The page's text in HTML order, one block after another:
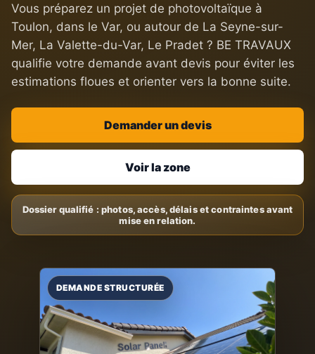
Vous préparez un projet de photovoltaïque à
Toulon, dans le Var, ou autour de La Seyne-sur-
Mer, La Valette-du-Var, Le Pradet ? BE TRAVAUX
qualifie votre demande avant devis pour éviter les
estimations floues et orienter vers la bonne suite.
Demander un devis
Voir la zone